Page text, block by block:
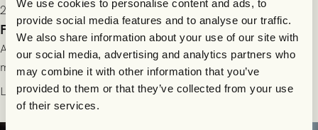
We use cookies to personalise content and ads, to
provide social media features and to analyse our traffic.
We also share information about your use of our site with
our social media, advertising and analytics partners who
may combine it with other information that you’ve
provided to them or that they’ve collected from your use
of their services.
2026-07-28 17:36
FC Nordsjælland borta: Biljettuthämtning
All information om hur du byter ditt värdebevis mot
matchbiljett på plats i Danmark, samt vad som gäller för dig
som står på reservlista eller fått förhinder.
Läs mer